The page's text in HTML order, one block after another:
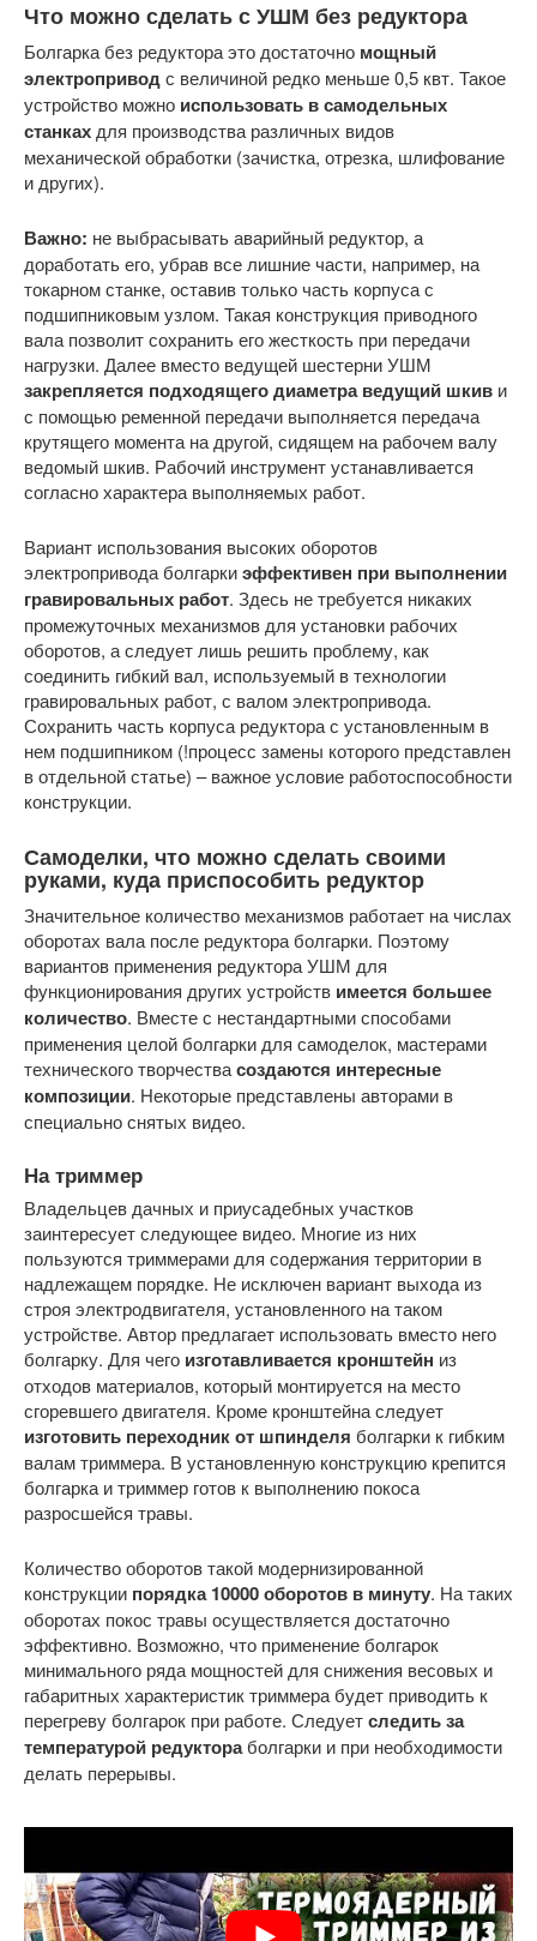
Что можно сделать с УШМ без редуктора
Болгарка без редуктора это достаточно мощный
электроприводс величиной редко меньше 0,5 квт. Такое
устройство можно использовать в самодельных
станках для производства различных видов
механической обработки (зачистка, отрезка, шлифование
и других).
Важно: не выбрасывать аварийный редуктор, а
доработать его, убрав все лишние части, например, на
токарном станке, оставив только часть корпуса с
подшипниковым узлом. Такая конструкция приводного
вала позволит сохранить его жесткость при передачи
нагрузки. Далее вместо ведущей шестерни УШМ
закрепляется подходящего диаметра ведущий шкив и
с помощью ременной передачи выполняется передача
крутящего момента на другой, сидящем на рабочем валу
ведомый шкив. Рабочий инструмент устанавливается
согласно характера выполняемых работ.
Вариант использования высоких оборотов
электропривода болгаркиэффективен при выполнении
гравировальных работ. Здесь не требуется никаких
промежуточных механизмов для установки рабочих
оборотов, а следует лишь решить проблему, как
соединить гибкий вал, используемый в технологии
гравировальных работ, с валом электропривода.
Сохранить часть корпуса редуктора с установленным в
нем подшипником (!процесс замены которого представлен
в отдельной статье) – важное условие работоспособности
конструкции.
Самоделки, что можно сделать своими
руками, куда приспособить редуктор
Значительное количество механизмов работает на числах
оборотах вала после редуктора болгарки. Поэтому
вариантов применения редуктора УШМ для
функционирования других устройств имеется большее
количество. Вместе с нестандартными способами
применения целой болгарки для самоделок, мастерами
технического творчествасоздаются интересные
композиции. Некоторые представлены авторами в
специально снятых видео.
На триммер
Владельцев дачных и приусадебных участков
заинтересует следующее видео. Многие из них
пользуются триммерами для содержания территории в
надлежащем порядке. Не исключен вариант выхода из
строя электродвигателя, установленного на таком
устройстве. Автор предлагает использовать вместо него
болгарку. Для чего изготавливается кронштейн из
отходов материалов, который монтируется на место
сгоревшего двигателя. Кроме кронштейна следует
изготовить переходник от шпинделя болгарки к гибким
валам триммера. В установленную конструкцию крепится
болгарка и триммер готов к выполнению покоса
разросшейся травы.
Количество оборотов такой модернизированной
конструкции порядка 10000 оборотов в минуту. На таких
оборотах покос травы осуществляется достаточно
эффективно. Возможно, что применение болгарок
минимального ряда мощностей для снижения весовых и
габаритных характеристик триммера будет приводить к
перегреву болгарок при работе. Следуетследить за
температурой редуктораболгарки и при необходимости
делать перерывы.